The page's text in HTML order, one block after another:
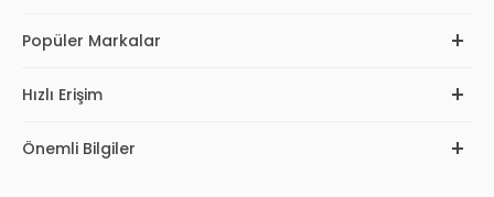
Popüler Markalar
Hızlı Erişim
Önemli Bilgiler